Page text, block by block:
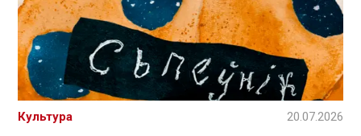
Культура 20.07.2026